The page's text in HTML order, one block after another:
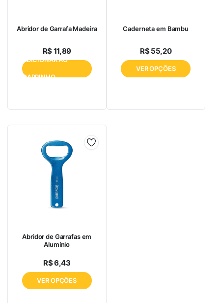
Abridor de Garrafa Madeira
R$11,89
ADICIONAR AO
CARRINHO
Caderneta em Bambu
R$55,20
VER OPÇÕES
Abridor de Garrafas em
Alumínio
R$6,43
VER OPÇÕES